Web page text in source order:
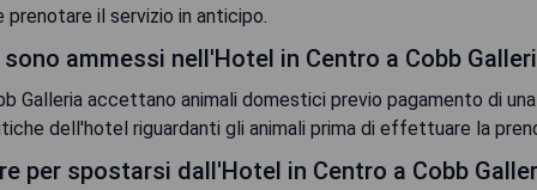
prenotare il servizio in anticipo.
ammessi nell'Hotel in Centro a Cobb
Galleria accettano animali domestici previo pagamento di
dell'hotel riguardanti gli animali prima di effettuare la
per spostarsi dall'Hotel in Centro a Cobb